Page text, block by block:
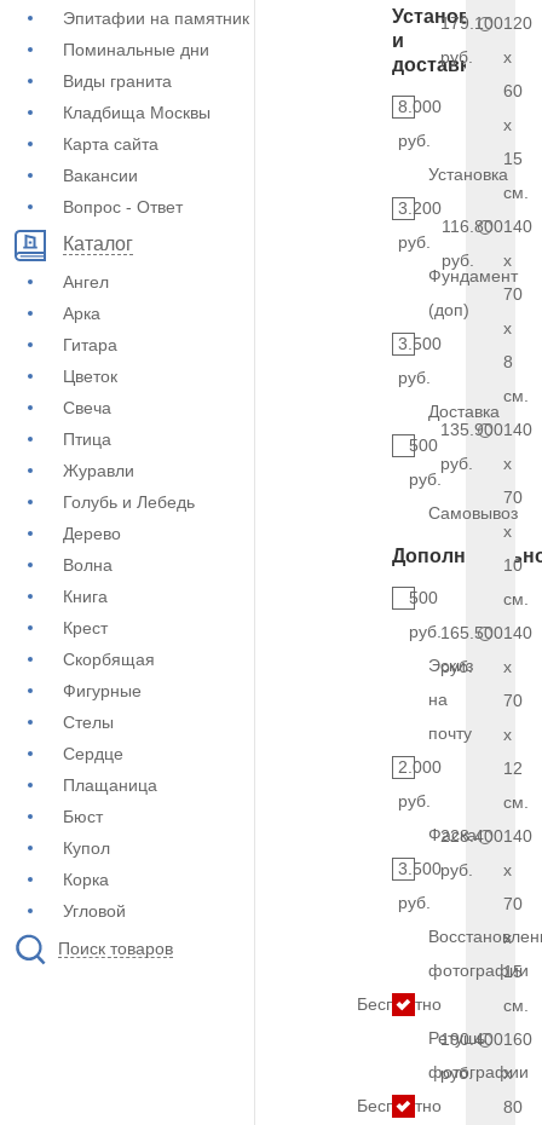
Эпитафии на памятник
Поминальные дни
Виды гранита
Кладбища Москвы
Карта сайта
Вакансии
Вопрос - Ответ
Каталог
Ангел
Арка
Гитара
Цветок
Свеча
Птица
Журавли
Голубь и Лебедь
Дерево
Волна
Книга
Крест
Скорбящая
Фигурные
Стелы
Сердце
Плащаница
Бюст
Купол
Корка
Угловой
Поиск товаров
Установка
и
доставка
8.000
руб.
Установка
3.200
руб.
Фундамент
(доп)
3.500
руб.
Доставка
500
руб.
Самовывоз
500
руб.
Эскиз
на
почту
2.000
руб.
Фаска
3.500
руб.
фотографии
Бесплатно
Ретушь
фотографии
Бесплатно
179.100
руб.
120
x
60
x
15
см.
116.800
руб.
140
x
70
x
8
см.
135.900
руб.
140
x
70
x
10
см.
165.500
руб.
140
x
70
x
12
см.
228.400
руб.
140
x
70
x
15
см.
190.400
руб.
160
x
80